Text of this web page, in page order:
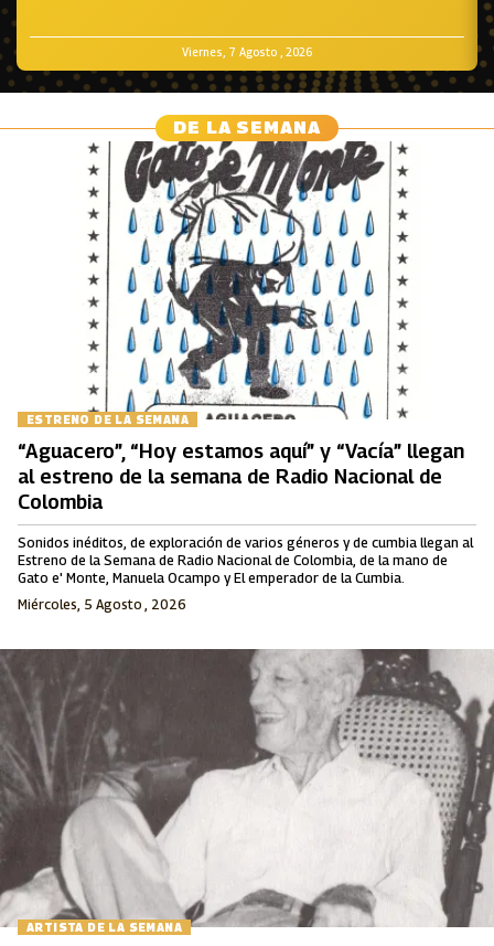
Viernes, 7 Agosto , 2026
DE LA SEMANA
ESTRENO DE LA SEMANA
“Aguacero”, “Hoy estamos aquí” y “Vacía” llegan
al estreno de la semana de Radio Nacional de
Colombia
Sonidos inéditos, de exploración de varios géneros y de cumbia llegan al
Estreno de la Semana de Radio Nacional de Colombia, de la mano de
Gato e' Monte, Manuela Ocampo y El emperador de la Cumbia.
Miércoles, 5 Agosto , 2026
ARTISTA DE LA SEMANA